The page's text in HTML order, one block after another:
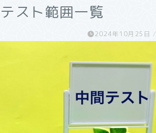
スト範囲一覧
2024年10月25日 /